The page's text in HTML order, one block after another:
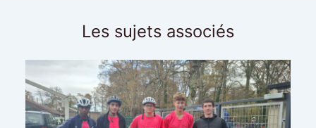
Les sujets associés